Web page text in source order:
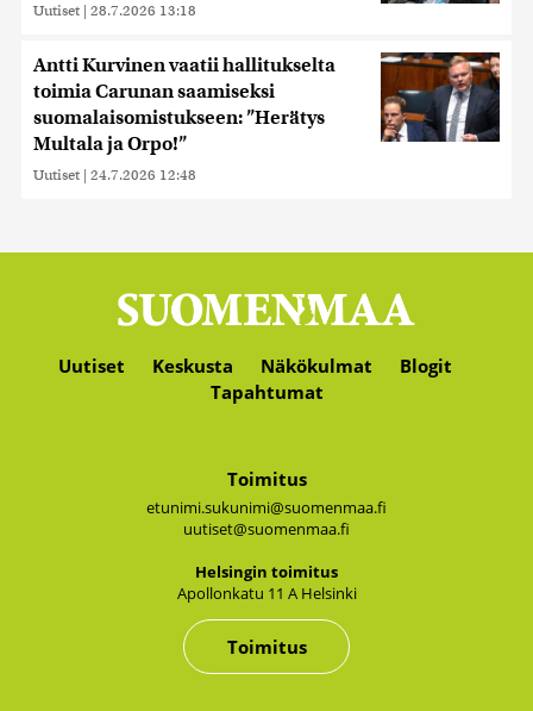
Uutiset | 28.7.2026 13:18
Antti Kurvinen vaatii hallitukselta
toimia Carunan saamiseksi
suomalaisomistukseen: ”Herätys
Multala ja Orpo!”
Uutiset | 24.7.2026 12:48
Uutiset Keskusta Näkökulmat
Blogit
Tapahtumat
Toimitus
etunimi.sukunimi@suomenmaa.fi
uutiset@suomenmaa.fi
Hel­sin­gin toi­mi­tus
Apol­lon­ka­tu 11 A Hel­sin­ki
Toimitus